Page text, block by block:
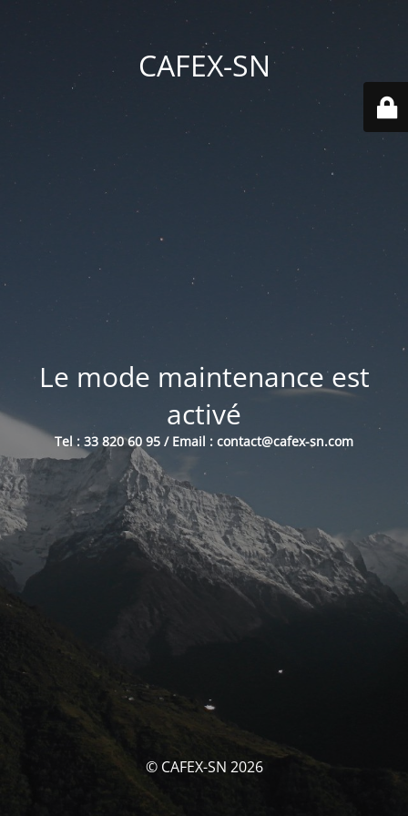
CAFEX-SN
Le mode maintenance est
activé
Tel : 33 820 60 95 / Email : contact@cafex-sn.com
© CAFEX-SN 2026